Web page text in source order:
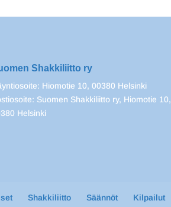
Shakkiliitto ry
Hiomotie 10, 00380 Helsinki
Suomen Shakkiliitto ry, Hiomotie 10,
Helsinki
Shakkiliitto Säännöt Kilpailut